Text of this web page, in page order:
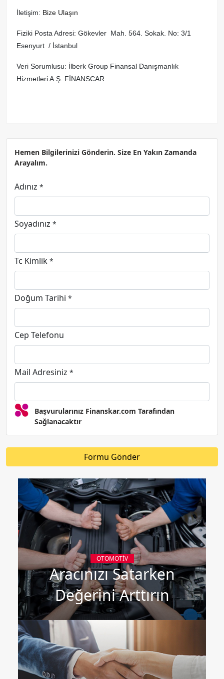
İletişim: Bize Ulaşın
Fiziki Posta Adresi: Gökevler Mah. 564. Sokak. No: 3/1
Esenyurt / İstanbul
Veri Sorumlusu: İlberk Group Finansal Danışmanlık
Hizmetleri A.Ş. FİNANSCAR
Hemen Bilgilerinizi Gönderin. Size En Yakın Zamanda
Arayalım.
Adınız *
Soyadınız *
Tc Kimlik *
Doğum Tarihi *
Cep Telefonu
Mail Adresiniz *
Başvurularınız Finanskar.com Tarafından
Sağlanacaktır
Formu Gönder
OTOMOTIV
Aracınızı Satarken
Değerini Arttırın